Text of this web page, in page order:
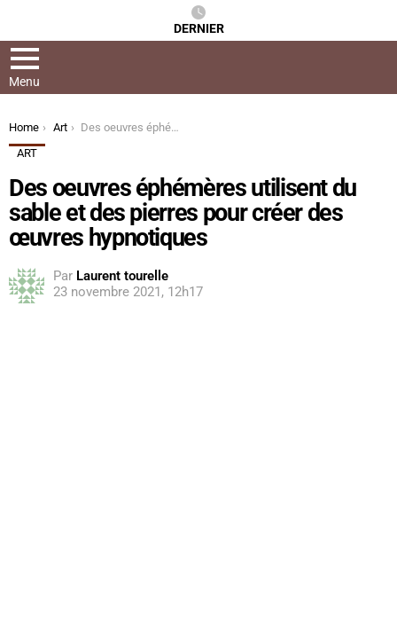
DERNIER
Menu
You are here:
Home Art
Des oeuvres éphémères utilisent du sable et des pierres pour créer des œuvres hypnotiques
ART
Des oeuvres éphémères utilisent du
sable et des pierres pour créer des
œuvres hypnotiques
Par Laurent tourelle
23 novembre 2021, 12h17